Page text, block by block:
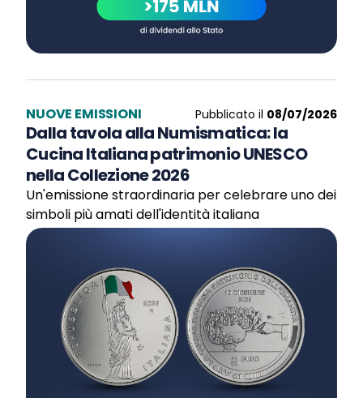
NUOVE EMISSIONI Pubblicato il 08/07/2026
Dalla tavola alla Numismatica: la
Cucina Italiana patrimonio UNESCO
nella Collezione 2026
Un'emissione straordinaria per celebrare uno dei
simboli più amati dell'identità italiana